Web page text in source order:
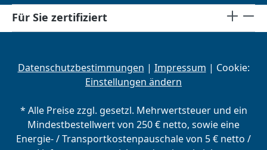
Für Sie zertifiziert
Datenschutzbestimmungen | Impressum | Cookie:
Einstellungen ändern
* Alle Preise zzgl. gesetzl. Mehrwertsteuer und ein
Mindestbestellwert von 250 € netto, sowie eine
Energie- / Transportkostenpauschale von 5 € netto /